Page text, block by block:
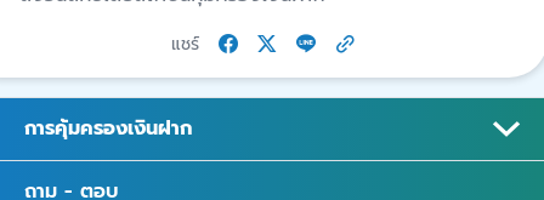
แชร์
การคุ้มครองเงินฝาก
ถาม - ตอบ